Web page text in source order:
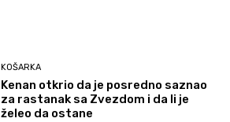
KOŠARKA
Kenan otkrio da je posredno saznao
za rastanak sa Zvezdom i da li je
želeo da ostane